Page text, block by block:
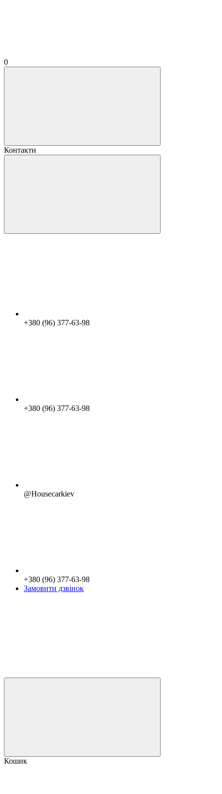
0
Контакти
+380 (96) 377-63-98
+380 (96) 377-63-98
@Housecarkiev
+380 (96) 377-63-98
Замовити дзвінок
Кошик